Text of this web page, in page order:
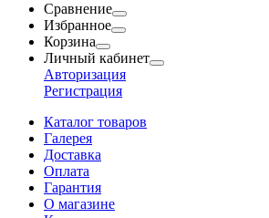
Сравнение
Избранное
Корзина
Личный кабинет
Авторизация
Регистрация
Каталог товаров
Галерея
Доставка
Оплата
Гарантия
О магазине